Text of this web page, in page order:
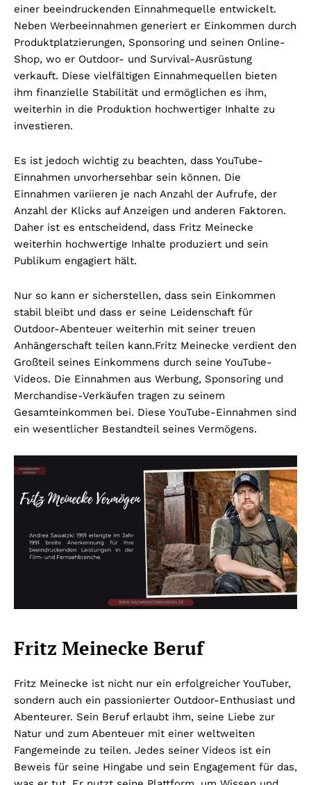
einer beeindruckenden Einnahmequelle entwickelt.
Neben Werbeeinnahmen generiert er Einkommen durch
Produktplatzierungen, Sponsoring und seinen Online-
Shop, wo er Outdoor- und Survival-Ausrüstung
verkauft. Diese vielfältigen Einnahmequellen bieten
ihm finanzielle Stabilität und ermöglichen es ihm,
weiterhin in die Produktion hochwertiger Inhalte zu
investieren.
Es ist jedoch wichtig zu beachten, dass YouTube-
Einnahmen unvorhersehbar sein können. Die
Einnahmen variieren je nach Anzahl der Aufrufe, der
Anzahl der Klicks auf Anzeigen und anderen Faktoren.
Daher ist es entscheidend, dass Fritz Meinecke
weiterhin hochwertige Inhalte produziert und sein
Publikum engagiert hält.
Nur so kann er sicherstellen, dass sein Einkommen
stabil bleibt und dass er seine Leidenschaft für
Outdoor-Abenteuer weiterhin mit seiner treuen
Anhängerschaft teilen kann.Fritz Meinecke verdient den
Großteil seines Einkommens durch seine YouTube-
Videos. Die Einnahmen aus Werbung, Sponsoring und
Merchandise-Verkäufen tragen zu seinem
Gesamteinkommen bei. Diese YouTube-Einnahmen sind
ein wesentlicher Bestandteil seines Vermögens.
Fritz Meinecke Beruf
Fritz Meinecke ist nicht nur ein erfolgreicher YouTuber,
sondern auch ein passionierter Outdoor-Enthusiast und
Abenteurer. Sein Beruf erlaubt ihm, seine Liebe zur
Natur und zum Abenteuer mit einer weltweiten
Fangemeinde zu teilen. Jedes seiner Videos ist ein
Beweis für seine Hingabe und sein Engagement für das,